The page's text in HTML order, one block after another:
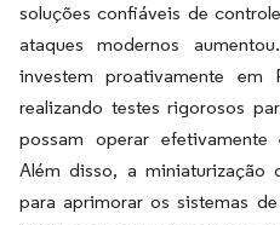
soluções confiáveis de
ataques modernos
investem proativamente em
realizando testes rigorosos
possam operar efetivamente
Além disso, a miniaturização
para aprimorar os sistemas